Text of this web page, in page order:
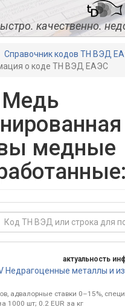
качественно.
Справочник кодов ТН ВЭД
о коде ТН ВЭД ЕАЭС
Медь
медные
актуальность
металлы и
адвалорные ставки 0–15%,
1000 шт; 0.2 EUR за кг